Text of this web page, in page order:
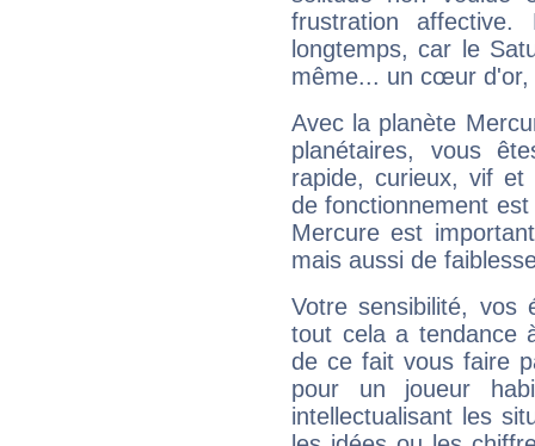
frustration
longtemps, car le
même... un cœur d'or,
Avec la planète
planétaires, vous
rapide, curieux, vif et
de fonctionnement
Mercure est
mais aussi de
Votre sensibilité,
tout cela a tendance
de ce fait vous faire
pour un joueur
intellectualisant les